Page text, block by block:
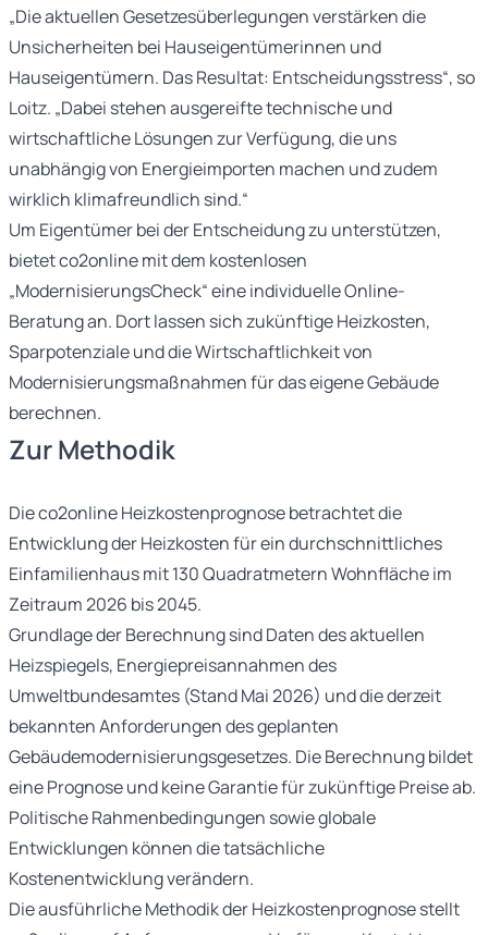
„Die aktuellen Gesetzesüberlegungen verstärken die
Unsicherheiten bei Hauseigentümerinnen und
Hauseigentümern. Das Resultat: Entscheidungsstress“, so
Loitz. „Dabei stehen ausgereifte technische und
wirtschaftliche Lösungen zur Verfügung, die uns
unabhängig von Energieimporten machen und zudem
wirklich klimafreundlich sind.“
Um Eigentümer bei der Entscheidung zu unterstützen,
bietet co2online mit dem kostenlosen
„ModernisierungsCheck“ eine individuelle Online-
Beratung an. Dort lassen sich zukünftige Heizkosten,
Sparpotenziale und die Wirtschaftlichkeit von
Modernisierungsmaßnahmen für das eigene Gebäude
berechnen.
Zur Methodik
Die co2online Heizkostenprognose betrachtet die
Entwicklung der Heizkosten für ein durchschnittliches
Einfamilienhaus mit 130 Quadratmetern Wohnfläche im
Zeitraum 2026 bis 2045.
Grundlage der Berechnung sind Daten des aktuellen
Heizspiegels, Energiepreisannahmen des
Umweltbundesamtes (Stand Mai 2026) und die derzeit
bekannten Anforderungen des geplanten
Gebäudemodernisierungsgesetzes. Die Berechnung bildet
eine Prognose und keine Garantie für zukünftige Preise ab.
Politische Rahmenbedingungen sowie globale
Entwicklungen können die tatsächliche
Kostenentwicklung verändern.
Die ausführliche Methodik der Heizkostenprognose stellt